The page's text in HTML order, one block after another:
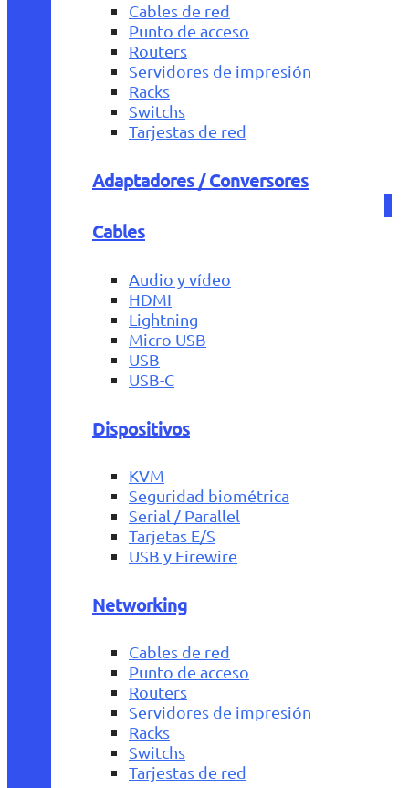
Cables de red
Punto de acceso
Routers
Servidores de impresión
Racks
Switchs
Tarjestas de red
Adaptadores / Conversores
Cables
Audio y vídeo
HDMI
Lightning
Micro USB
USB
USB-C
Dispositivos
KVM
Seguridad biométrica
Serial / Parallel
Tarjetas E/S
USB y Firewire
Networking
Cables de red
Punto de acceso
Routers
Servidores de impresión
Racks
Switchs
Tarjestas de red